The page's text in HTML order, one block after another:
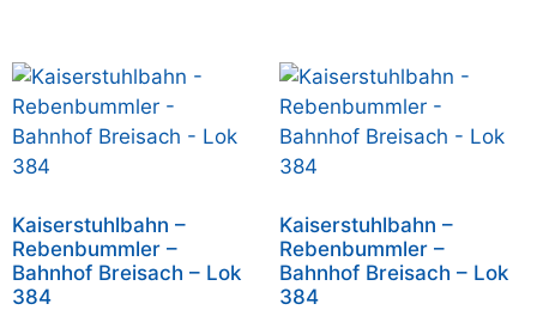
Kaiserstuhlbahn –
Rebenbummler –
Bahnhof Breisach – Lok
384
Kaiserstuhlbahn –
Rebenbummler –
Bahnhof Breisach – Lok
384